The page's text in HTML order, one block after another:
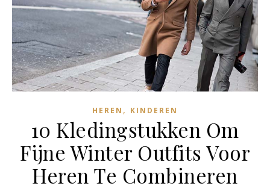
HEREN , KINDEREN
10 Kledingstukken Om
Fijne Winter Outfits Voor
Heren Te Combineren